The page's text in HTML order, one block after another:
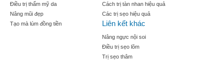
Điều trị thẩm mỹ da
Nâng mũi đẹp
Tạo mà lúm đồng tiền
Cách trị tàn nhan hiệu quả
Các trị sẹo hiệu quả
Liên kết khác
Nâng ngực nội soi
Điều trị sẹo lõm
Trị sẹo thâm